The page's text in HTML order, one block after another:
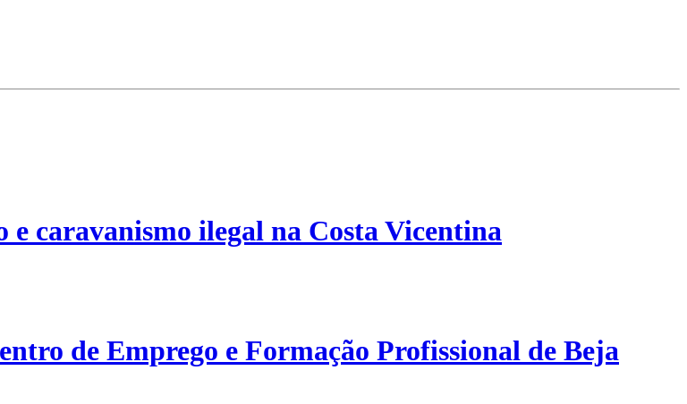
caravanismo ilegal na Costa Vicentina
de Emprego e Formação Profissional de Beja